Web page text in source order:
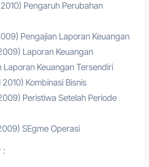
Pengaruh Perubahan
Pengajian Laporan Keuangan
Laporan Keuangan
Laporan Keuangan Tersendiri
Kombinasi Bisnis
Peristiwa Setelah Periode
SEgme Operasi
: